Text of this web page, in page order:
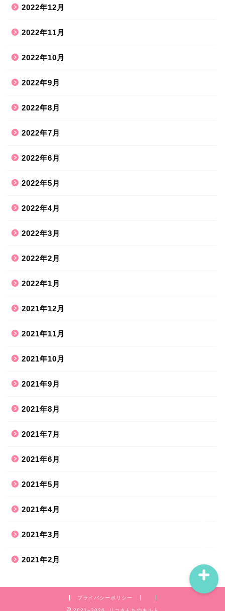
2022年12月
2022年11月
2022年10月
2022年9月
2022年8月
2022年7月
2022年6月
2022年5月
2022年4月
2022年3月
2022年2月
2022年1月
2021年12月
2021年11月
2021年10月
2021年9月
2021年8月
2021年7月
2021年6月
2021年5月
2021年4月
2021年3月
2021年2月
プライバシーポリシー